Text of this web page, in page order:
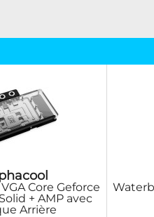
Core Geforce
+ AMP avec
Arrière